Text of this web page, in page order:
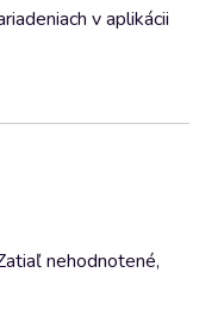
v aplikácii
nehodnotené,